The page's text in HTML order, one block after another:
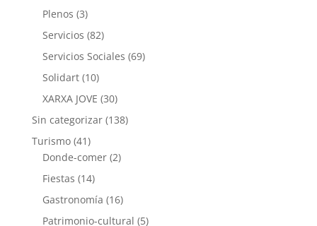
Plenos (3)
Servicios (82)
Servicios Sociales (69)
Solidart(10)
XARXA JOVE (30)
Sin categorizar(138)
Turismo(41)
Donde-comer(2)
Fiestas (14)
Gastronomía (16)
Patrimonio-cultural (5)